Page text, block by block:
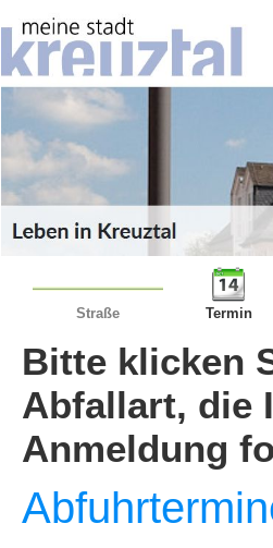
Straße Termin
Bitte klicken
Abfallart, die
Anmeldung